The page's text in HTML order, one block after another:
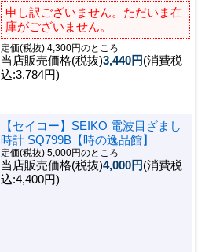
申し訳ございません。ただいま在
庫がございません。
定価(税抜) 4,300円のところ
当店販売価格(税抜)3,440円(消費税
込:3,784円)
【セイコー】SEIKO 電波目ざまし
時計 SQ799B【時の逸品館】
定価(税抜) 5,000円のところ
当店販売価格(税抜)4,000円(消費税
込:4,400円)